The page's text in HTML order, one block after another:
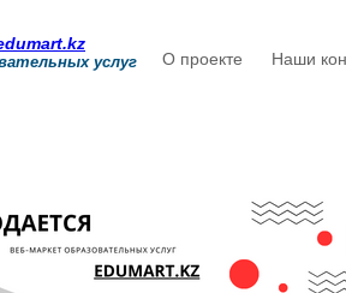
услуг О проекте Наши